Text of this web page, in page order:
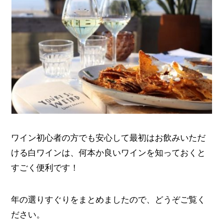
ワイン初心者の方でも安心して最初はお飲みいただ
ける白ワインは、何本か良いワインを知っておくと
すごく便利です！
年の選りすぐりをまとめましたので、どうぞご覧く
ださい。